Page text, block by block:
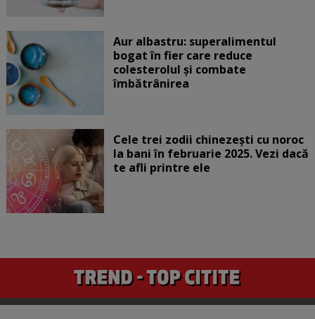
Aur albastru: superalimentul
bogat în fier care reduce
colesterolul și combate
îmbătrânirea
Cele trei zodii chinezești cu noroc
la bani în februarie 2025. Vezi dacă
te afli printre ele